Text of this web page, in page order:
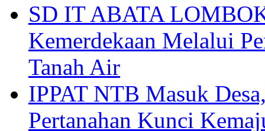
SD IT ABATA
Kemerdekaan Melalui
Tanah Air
IPPAT NTB Masuk
Pertanahan Kunci